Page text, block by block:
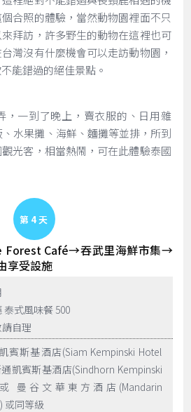
合照的體驗，當然動物園裡面不只
拜訪，許多野生的動物在這裡也可
灣沒有什麼機會可以走訪動物園，
能錯過的絕佳景點。
，一到了晚上，賣衣服的、日用雜
水果攤、海鮮、麵攤等並排，所到
光客，相當熱鬧，可在此體驗泰國
Day 4
Café→吞武里海鮮市集→
享受設施
泰式風味餐 500
請自理
賓斯基酒店(Siam Kempinski Hotel
凱賓斯基酒店(Sindhorn Kempinski
或 曼谷文華東方酒店(Mandarin
或同等級